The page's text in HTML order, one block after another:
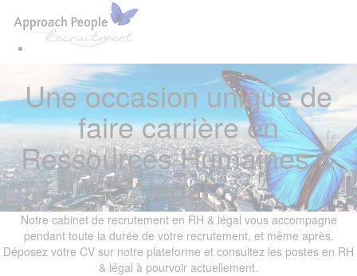
links
navigation
contentUne occasion unique de
faire carrière en
Ressources Humaines &
légal
Notre cabinet de recrutement en RH & légal vous accompagne
pendant toute la durée de votre recrutement, et même après.
Déposez votre CV sur notre plateforme et consultez les postes en RH
& légal à pourvoir actuellement.